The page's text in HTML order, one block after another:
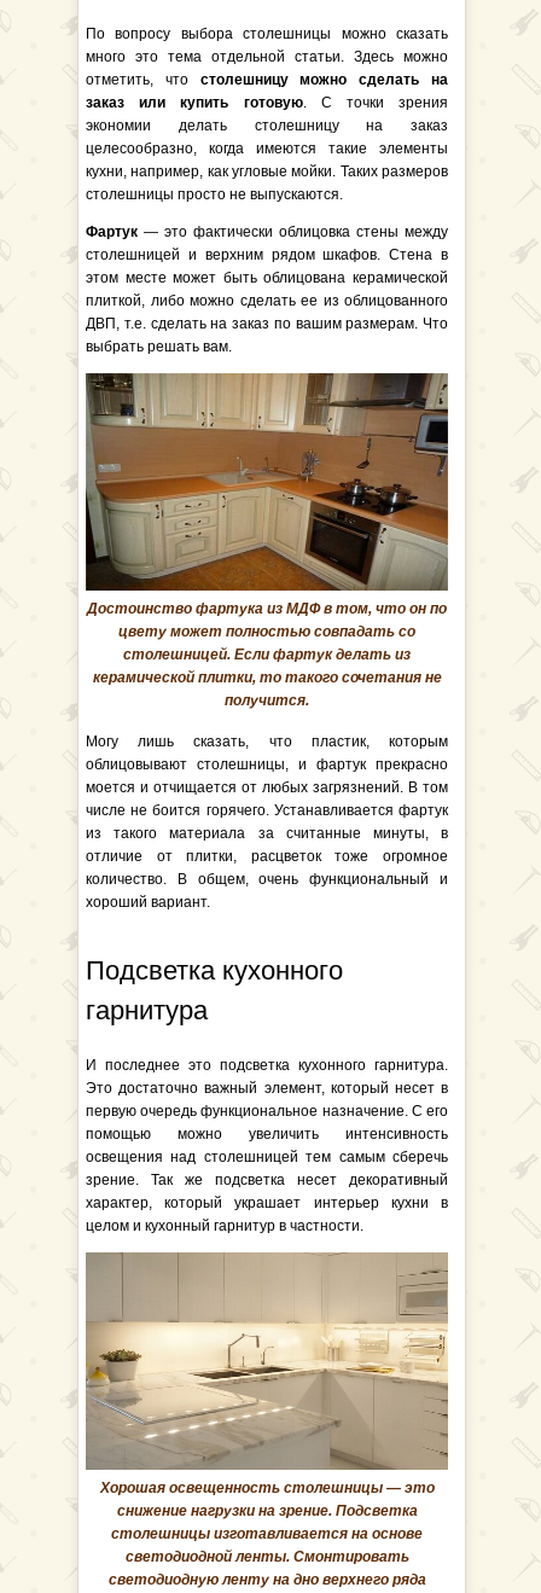
По вопросу выбора столешницы можно сказать
много это тема отдельной статьи. Здесь можно
отметить, что столешницу можно сделать на
заказ или купить готовую. С точки зрения
экономии делать столешницу на заказ
целесообразно, когда имеются такие элементы
кухни, например, как угловые мойки. Таких размеров
столешницы просто не выпускаются.
Фартук — это фактически облицовка стены между
столешницей и верхним рядом шкафов. Стена в
этом месте может быть облицована керамической
плиткой, либо можно сделать ее из облицованного
ДВП, т.е. сделать на заказ по вашим размерам. Что
выбрать решать вам.
Достоинство фартука из МДФ в том, что он по
цвету может полностью совпадать со
столешницей. Если фартук делать из
керамической плитки, то такого сочетания не
получится.
Могу лишь сказать, что пластик, которым
облицовывают столешницы, и фартук прекрасно
моется и отчищается от любых загрязнений. В том
числе не боится горячего. Устанавливается фартук
из такого материала за считанные минуты, в
отличие от плитки, расцветок тоже огромное
количество. В общем, очень функциональный и
хороший вариант.
Подсветка кухонного
гарнитура
И последнее это подсветка кухонного гарнитура.
Это достаточно важный элемент, который несет в
первую очередь функциональное назначение. С его
помощью можно увеличить интенсивность
освещения над столешницей тем самым сберечь
зрение. Так же подсветка несет декоративный
характер, который украшает интерьер кухни в
целом и кухонный гарнитур в частности.
Хорошая освещенность столешницы — это
снижение нагрузки на зрение. Подсветка
столешницы изготавливается на основе
светодиодной ленты. Смонтировать
светодиодную ленту на дно верхнего ряда